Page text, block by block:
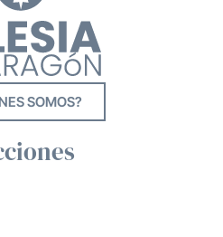
SOMOS?